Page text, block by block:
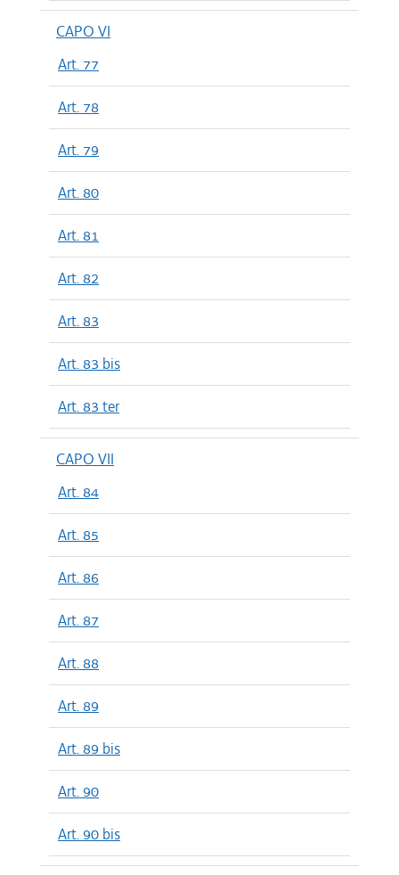
CAPO VI
Art. 77
Art. 78
Art. 79
Art. 80
Art. 81
Art. 82
Art. 83
Art. 83 bis
Art. 83 ter
CAPO VII
Art. 84
Art. 85
Art. 86
Art. 87
Art. 88
Art. 89
Art. 89 bis
Art. 90
Art. 90 bis